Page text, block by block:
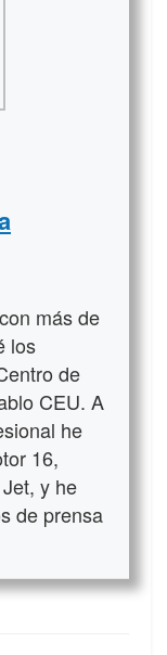
más de
los
de
CEU. A
he
16,
y he
de prensa